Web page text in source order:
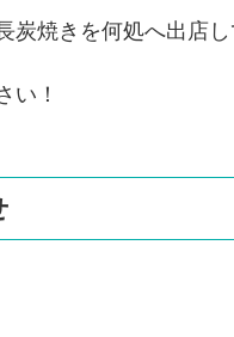
焼きを何処へ出店
い！